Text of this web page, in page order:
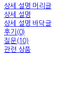
상세 설명 머리글
상세 설명
상세 설명 바닥글
후기(0)
질문(10)
관련 상품